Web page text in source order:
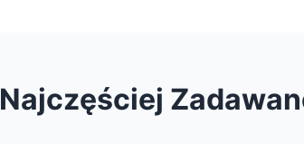
Najczęściej